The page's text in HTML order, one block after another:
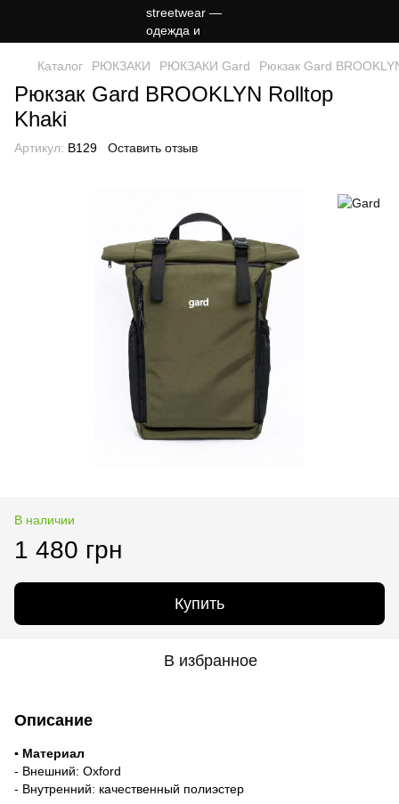
Каталог РЮКЗАКИ РЮКЗАКИ Gard Рюкзак Gard
Рюкзак Gard BROOKLYN Rolltop
Khaki
Артикул: B129 Оставить отзыв
В наличии
1 480 грн
Купить
В избранное
Описание
▪️ Материал
- Внешний: Oxford
- Внутренний: качественный полиэстер